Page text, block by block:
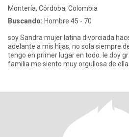
Montería, Córdoba, Colombia
Buscando: Hombre 45 - 70
soy Sandra mujer latina divorciada
adelante a mis hijas, no sola siempre
tengo en primer lugar en todo. le doy gracias por mis hijas y mi
familia me siento muy orgullosa de